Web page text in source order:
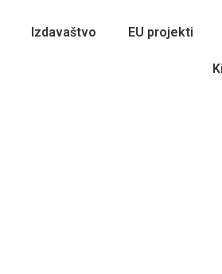
Izdavaštvo EU projekti